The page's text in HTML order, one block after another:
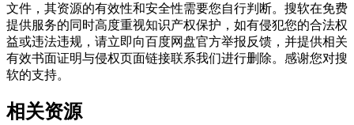
文件，其资源的有效性和安全性需要您自行判断。搜软在免费
提供服务的同时高度重视知识产权保护，如有侵犯您的合法权
益或违法违规，请立即向百度网盘官方举报反馈，并提供相关
有效书面证明与侵权页面链接联系我们进行删除。感谢您对搜
软的支持。
相关资源